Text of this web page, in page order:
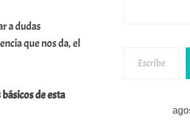
a dudas
que nos da, el
de esta